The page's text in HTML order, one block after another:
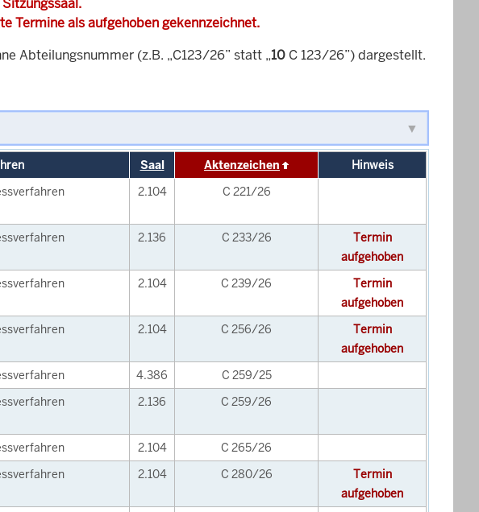
Termine als aufgehoben gekennzeichnet.
Abteilungsnummer (z.B. „C123/26” statt „10 C 123/26”) dargestellt.
Saal Aktenzeichen
Hinweis
2.104 C 221/26
2.136 C 233/26
Termin
aufgehoben
2.104 C 239/26
Termin
aufgehoben
2.104 C 256/26
Termin
aufgehoben
4.386
C 259/25
2.136 C 259/26
2.104
C 265/26
2.104 C 280/26
Termin
aufgehoben